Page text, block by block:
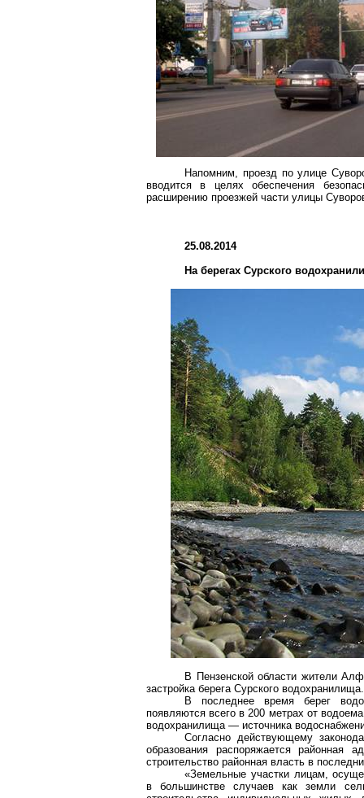
Напомним, проезд по улице
вводится в целях обеспечения
расширению проезжей части улицы
25.08.2014
На берегах Сурского
В Пензенской области жители
застройка берега Сурского водохранилища.
В последнее время берег
появляются всего в 200 метрах от
водохранилища — источника
Согласно действующему
образования распоряжается районная
строительство районная власть в
«Земельные участки лицам,
в большинстве случаев как земли